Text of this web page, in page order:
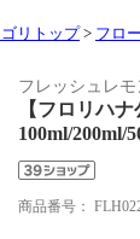
リトップ > フロ
フレッシュレ
【フロリハ
100ml/200ml/
商品番号：